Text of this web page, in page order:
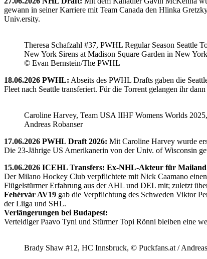
gewann in seiner Karriere mit Team Canada den Hlinka
Univ.ersity.
Theresa Schafzahl #37, PWHL Regular Season Seattle
New York Sirens at Madison Square Garden in New York
© Evan Bernstein/The PWHL
18.06.2026 PWHL: Abseits des PWHL Drafts gaben die
Fleet nach Seattle transferiert. Für die Torrent gelangen ihr
Caroline Harvey, Team USA IIHF Womens Worlds
Andreas Robanser
17.06.2026 PWHL Draft 2026: Mit Caroline Harvey wurde
Die 23-Jährige US Amerikanerin von der Univ. of Wisconsin
15.06.2026 ICEHL Transfers: Ex-NHL-Akteur für
Der Milano Hockey Club verpflichtete mit Nick Caamano
Flügelstürmer Erfahrung aus der AHL und DEL mit; zuletzt
Fehérvár AV19 gab die Verpflichtung des Schweden Viktor
der Liiga und SHL.
Verlängerungen bei Budapest:
Verteidiger Paavo Tyni und Stürmer Topi Rönni bleiben eine
Brady Shaw #12, HC Innsbruck, © Puckfans.at /